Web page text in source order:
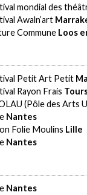
mondial des
Awaln’art
Commune Loos
Petit Art Petit
Rayon Frais
(Pôle des Arts
Nantes
Folie Moulins Lille
Nantes
Nantes